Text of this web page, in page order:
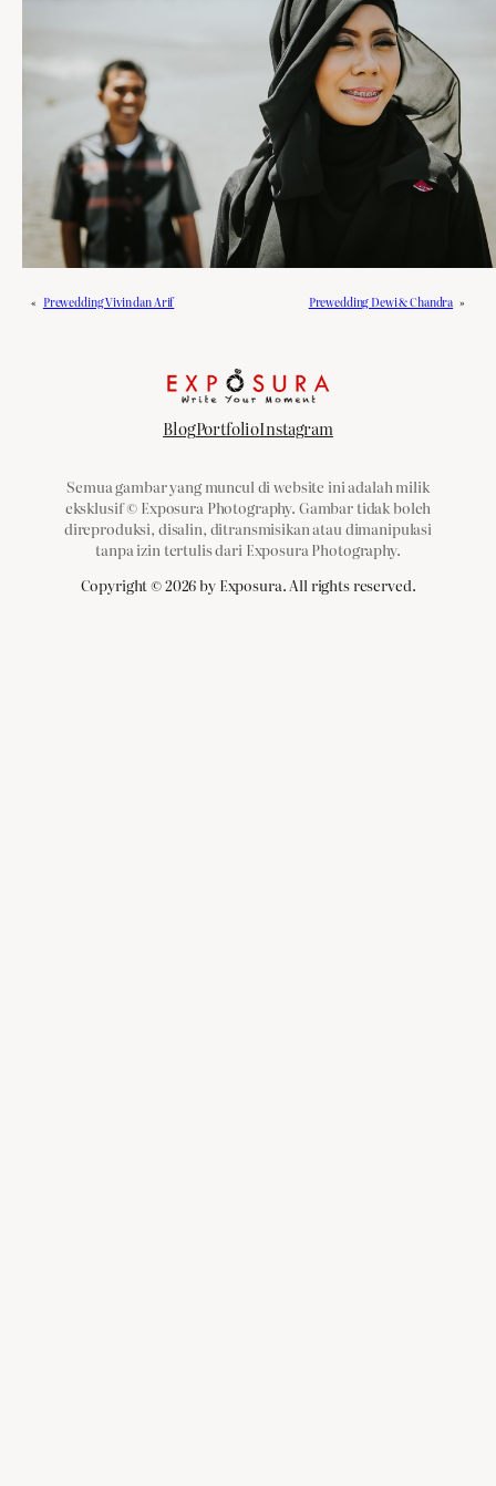
« Prewedding Vivin dan Arif Prewedding Dewi & Chandra »
BlogPortfolioInstagram
Semua gambar yang muncul di website ini adalah milik
eksklusif © Exposura Photography. Gambar tidak boleh
direproduksi, disalin, ditransmisikan atau dimanipulasi
tanpa izin tertulis dari Exposura Photography.
Copyright ©2026by Exposura. All rights reserved.